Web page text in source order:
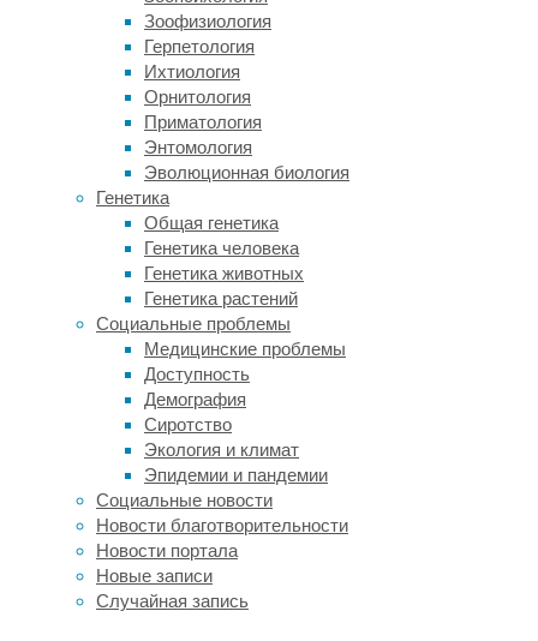
Зоофизиология
Герпетология
Ихтиология
Орнитология
Приматология
Энтомология
Эволюционная биология
Генетика
Общая генетика
Генетика человека
Генетика животных
Генетика растений
Социальные проблемы
Медицинские проблемы
Доступность
Демография
Сиротство
Экология и климат
Эпидемии и пандемии
Социальные новости
Новости благотворительности
Новости портала
Новые записи
Случайная запись
препарат
преследовали
острые
споры:
одни
ученые
заявляли
о
его
канцерогенности,
другие
показывали,
что
ее
нет.
1996
года,
когда
в
Соединенных
Штатах
разрешили
использовать